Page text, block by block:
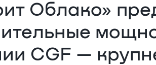
Облако»
CGF —